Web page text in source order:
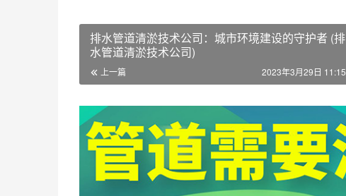
排水管道清淤技术公司：城市环境建设的守护者 (排
水管道清淤技术公司)
上一篇 2023年3月29日 11:15